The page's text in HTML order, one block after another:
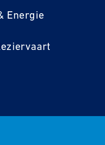
Energie